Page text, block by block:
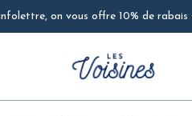
on vous offre 10% de rabais